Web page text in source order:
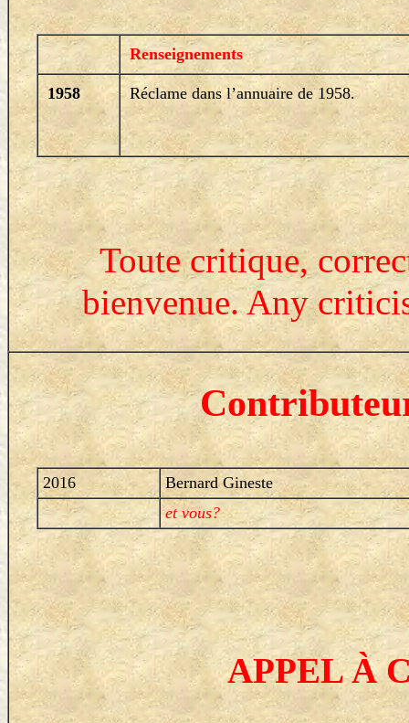
Renseignements
1958 Réclame dans l’annuaire de 1958.
Toute critique,
bienvenue. Any
2016
Bernard Gineste
et vous?
APPEL À